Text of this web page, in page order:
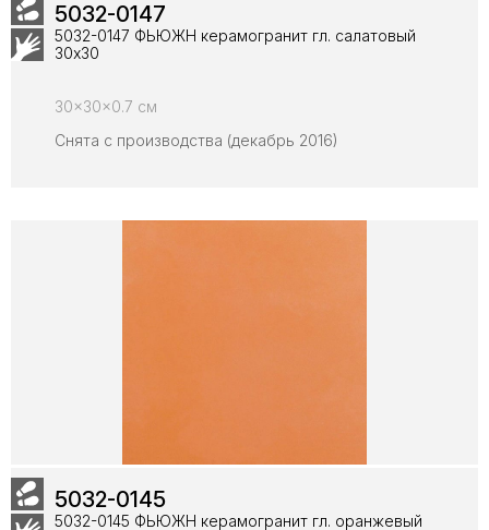
5032-0147
5032-0147 ФЬЮЖН керамогранит гл. салатовый
30х30
30x30x0.7 см
Снята с производства (декабрь 2016)
5032-0145
5032-0145 ФЬЮЖН керамогранит гл. оранжевый